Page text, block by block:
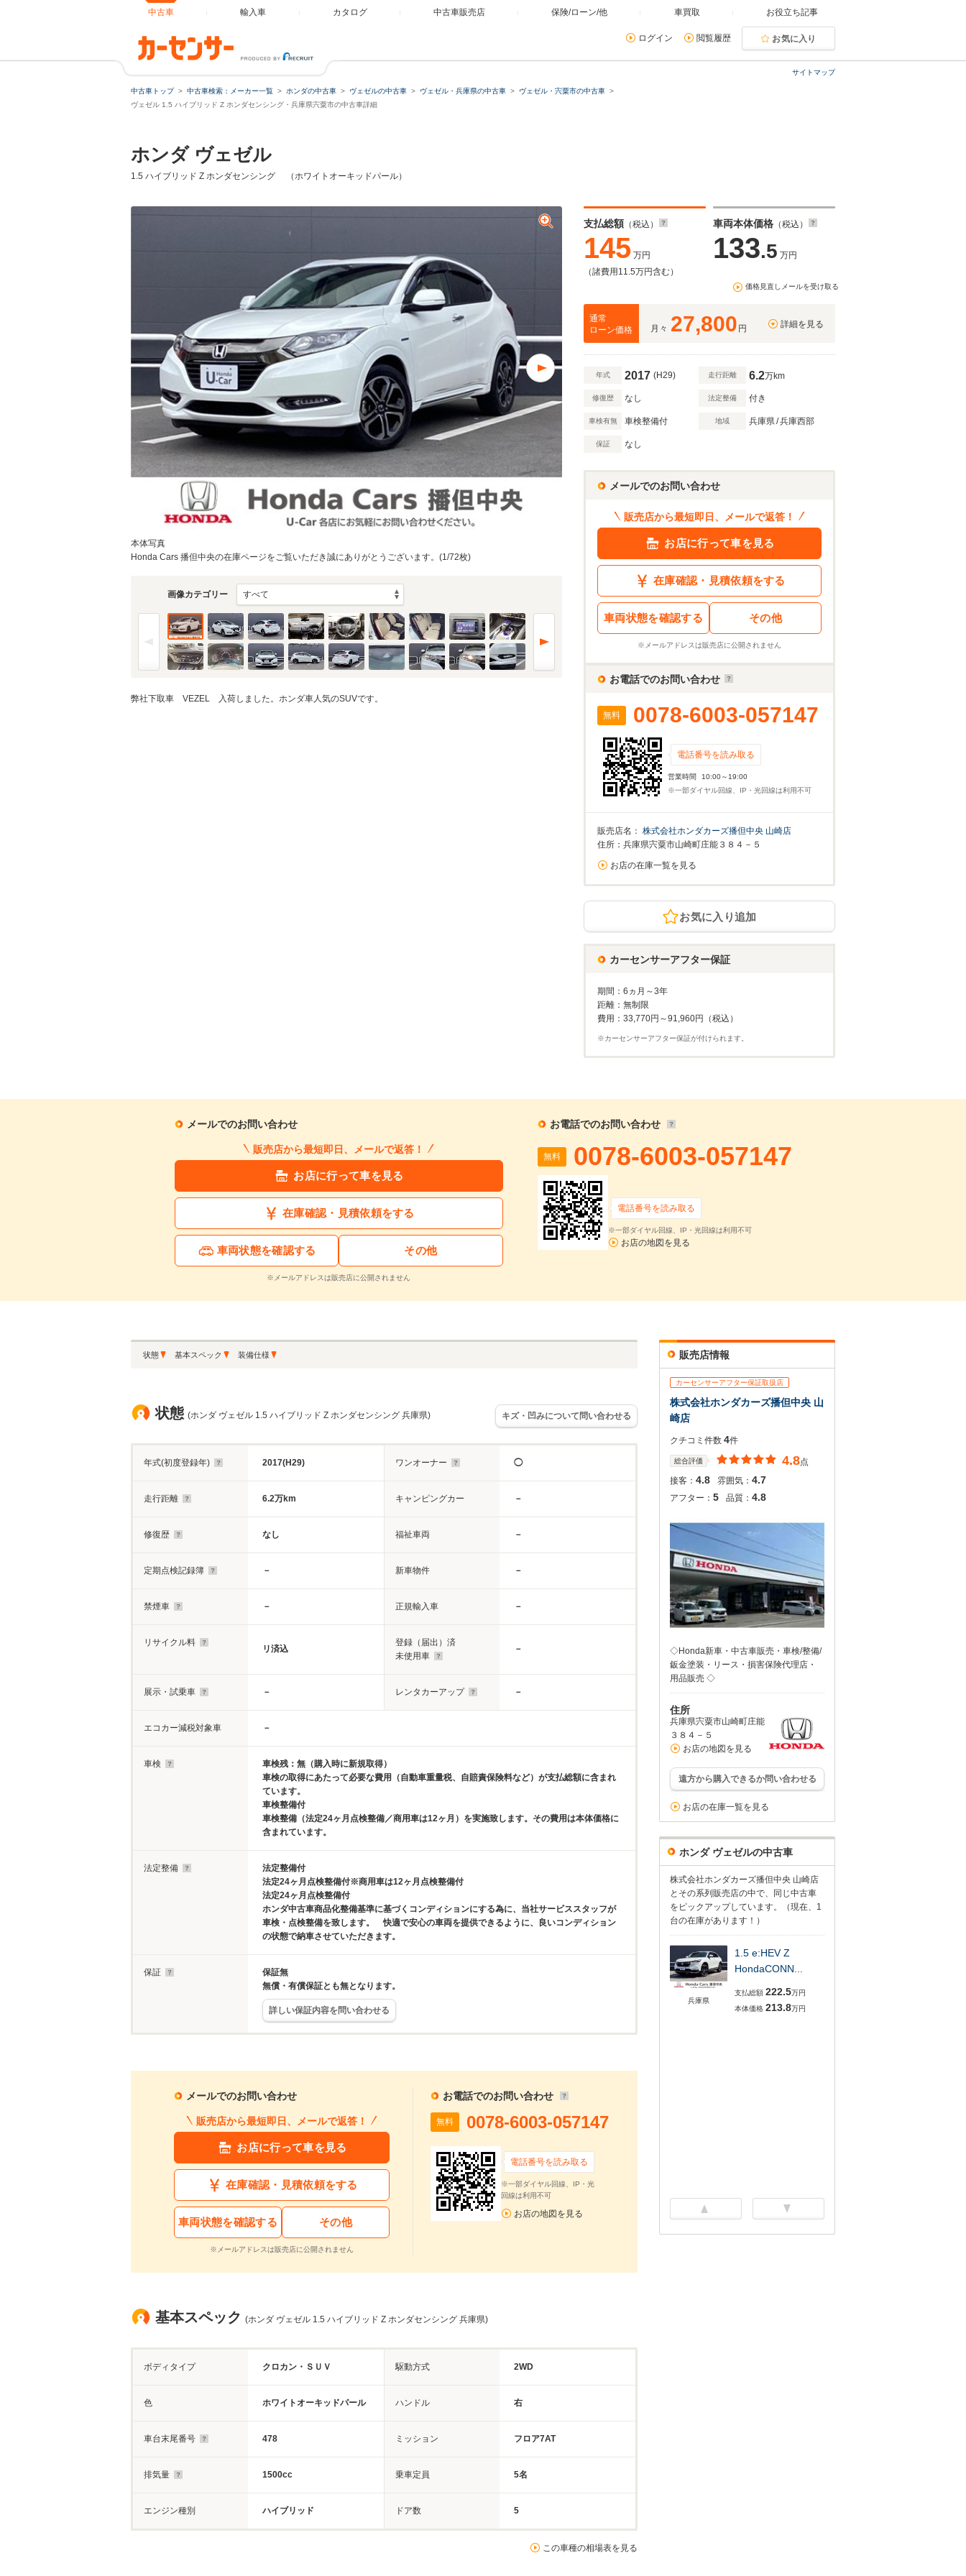
中古車 輸入車 カタログ 中古車販売店 保険/ローン/他 車買取 お役立ち記事
ログイン 閲覧履歴 お気に入り
サイトマップ
中古車トップ 中古車検索：メーカー一覧 ホンダの中古車 ヴェゼルの中古車 ヴェゼル・兵庫県の中古車
ヴェゼル・宍粟市の中古車
ヴェゼル 1.5 ハイブリッド Z ホンダセンシング・兵庫県宍粟市の中古車詳細
ホンダ ヴェゼル
1.5 ハイブリッド Z ホンダセンシング （ホワイトオーキッドパール）
本体写真
Honda Cars 播但中央の在庫ページをご覧いただき誠にありがとうございます。(1/72枚)
画像カテゴリー
弊社下取車 VEZEL 入荷しました。ホンダ車人気のSUVです。
支払総額 （税込）
145 万円
（諸費用11.5万円含む）
車両本体価格 （税込）
133.5 万円
価格見直しメールを受け取る
通常
ローン価格
月々 27,800 円 詳細を見る
年式 2017 (H29) 走行距離 6.2万km
修復歴 なし 法定整備 付き
車検有無 車検整備付 地域 兵庫県/兵庫西部
保証 なし
メールでのお問い合わせ
販売店から最短即日、メールで返答！
お店に行って車を見る
在庫確認・見積依頼をする
車両状態を確認する その他
※メールアドレスは販売店に公開されません
お電話でのお問い合わせ
無料 0078-6003-057147
電話番号を読み取る
営業時間
10:00～19:00
※一部ダイヤル回線、IP・光回線は利用不可
販売店名： 株式会社ホンダカーズ播但中央 山崎店
住所：兵庫県宍粟市山崎町庄能３８４－５
お店の在庫一覧を見る
お気に入り追加
カーセンサーアフター保証
期間：6ヵ月～3年
距離：無制限
費用：33,770円～91,960円（税込）
※カーセンサーアフター保証が付けられます。
メールでのお問い合わせ
販売店から最短即日、メールで返答！
お店に行って車を見る
在庫確認・見積依頼をする
車両状態を確認する その他
※メールアドレスは販売店に公開されません
お電話でのお問い合わせ
無料 0078-6003-057147
電話番号を読み取る
※一部ダイヤル回線、IP・光回線は利用不可
お店の地図を見る
状態 基本スペック 装備仕様
状態 (ホンダ ヴェゼル 1.5 ハイブリッド Z ホンダセンシング 兵庫県) キズ・凹みについて問い合わせる
年式(初度登録年) 2017(H29) ワンオーナー ◯
走行距離 6.2万km キャンピングカー －
修復歴 なし 福祉車両 －
定期点検記録簿 － 新車物件 －
禁煙車 － 正規輸入車 －
リサイクル料
リ済込
登録（届出）済
未使用車
－
展示・試乗車 － レンタカーアップ －
エコカー減税対象車 －
車検
車検残：無（購入時に新規取得）
車検の取得にあたって必要な費用（自動車重量税、自賠責保険料など）が支払総額に含まれ
ています。
車検整備付
車検整備（法定24ヶ月点検整備／商用車は12ヶ月）を実施致します。その費用は本体価格に
含まれています。
法定整備
法定整備付
法定24ヶ月点検整備付※商用車は12ヶ月点検整備付
法定24ヶ月点検整備付
ホンダ中古車商品化整備基準に基づくコンディションにする為に、当社サービススタッフが
車検・点検整備を致します。 快適で安心の車両を提供できるように、良いコンディション
の状態で納車させていただきます。
保証
保証無
無償・有償保証とも無となります。
詳しい保証内容を問い合わせる
メールでのお問い合わせ
販売店から最短即日、メールで返答！
お店に行って車を見る
在庫確認・見積依頼をする
車両状態を確認する その他
※メールアドレスは販売店に公開されません
お電話でのお問い合わせ
無料 0078-6003-057147
電話番号を読み取る
※一部ダイヤル回線、IP・光
回線は利用不可
お店の地図を見る
基本スペック (ホンダ ヴェゼル 1.5 ハイブリッド Z ホンダセンシング 兵庫県)
ボディタイプ クロカン・ＳＵＶ 駆動方式 2WD
色 ホワイトオーキッドパール ハンドル 右
車台末尾番号 478 ミッション フロア7AT
排気量 1500cc 乗車定員 5名
エンジン種別 ハイブリッド ドア数 5
この車種の相場表を見る
販売店情報
カーセンサーアフター保証取扱店
株式会社ホンダカーズ播但中央 山
崎店
クチコミ件数 4件
総合評価 4.8点
接客： 4.8 雰囲気： 4.7
アフター： 5 品質： 4.8
◇Honda新車・中古車販売・車検/整備/
鈑金塗装・リース・損害保険代理店・
用品販売 ◇
住所
兵庫県宍粟市山崎町庄能
３８４－５
お店の地図を見る
遠方から購入できるか問い合わせる
お店の在庫一覧を見る
ホンダ ヴェゼルの中古車
株式会社ホンダカーズ播但中央 山崎店
とその系列販売店の中で、同じ中古車
をピックアップしています。（現在、1
台の在庫があります！）
兵庫県
1.5 e:HEV Z
HondaCONN...
支払総額 222.5万円
本体価格 213.8万円
ローンシミュレーター
ローン種類
支払総額 本体価格 自由に設定
物件価格 万円
頭金 万円
支払回数・金利・ボーナス払い
返済期間
金利 %
割賦販売価格内訳
33,674 円
0円 ×
支払額 2.8万円
割賦販売価格： 167.4
万円
利息分： 22.4万円
シミュレーション結果を見る
支払総額
145万円
車両本体価格
133.5 2017
走行距離
6.2
万km
無
料
再シミュレーションする